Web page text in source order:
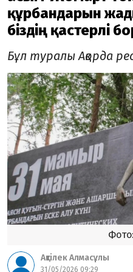
құрбандарын
біздің қастерлі
Бұл туралы Ақорда
Ақтілек Алмасұлы
31/05/2026 09:29